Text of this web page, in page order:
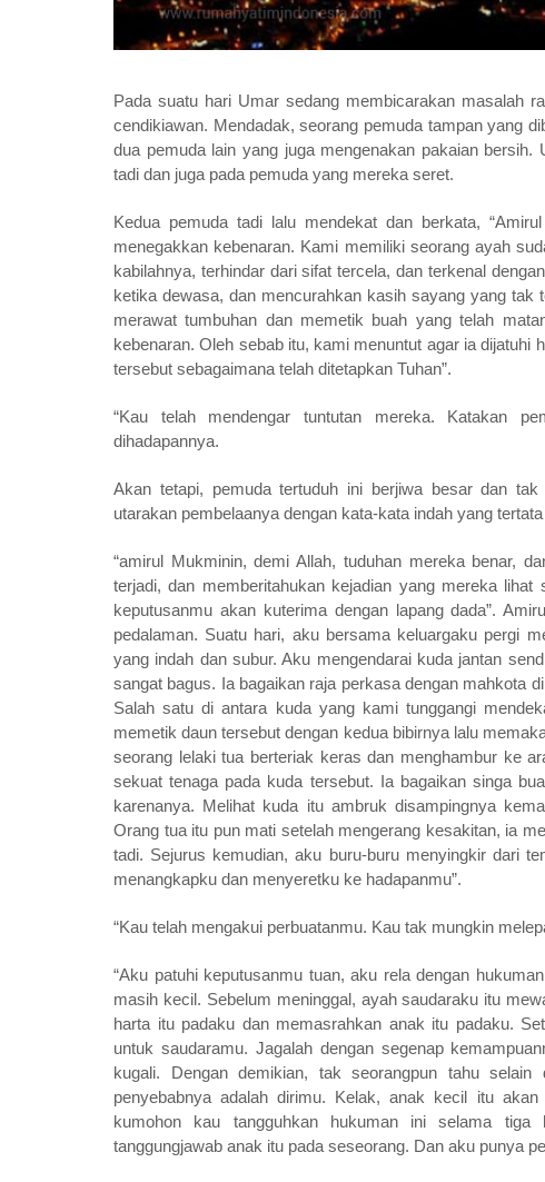
Pada suatu hari Umar sedang membicarakan masalah
cendikiawan. Mendadak, seorang pemuda tampan yang
dua pemuda lain yang juga mengenakan pakaian
tadi dan juga pada pemuda yang mereka seret.
Kedua pemuda tadi lalu mendekat dan berkata,
menegakkan kebenaran. Kami memiliki seorang ayah
kabilahnya, terhindar dari sifat tercela, dan terkenal
ketika dewasa, dan mencurahkan kasih sayang yang
merawat tumbuhan dan memetik buah yang telah
kebenaran. Oleh sebab itu, kami menuntut agar ia
tersebut sebagaimana telah ditetapkan Tuhan”.
“Kau telah mendengar tuntutan mereka. Katakan
dihadapannya.
Akan tetapi, pemuda tertuduh ini berjiwa besar dan
utarakan pembelaanya dengan kata-kata indah yang tertata
“amirul Mukminin, demi Allah, tuduhan mereka benar,
terjadi, dan memberitahukan kejadian yang mereka
keputusanmu akan kuterima dengan lapang dada”.
pedalaman. Suatu hari, aku bersama keluargaku pergi
yang indah dan subur. Aku mengendarai kuda jantan
sangat bagus. Ia bagaikan raja perkasa dengan mahkota
Salah satu di antara kuda yang kami tunggangi
memetik daun tersebut dengan kedua bibirnya lalu
seorang lelaki tua berteriak keras dan menghambur ke
sekuat tenaga pada kuda tersebut. Ia bagaikan singa
karenanya. Melihat kuda itu ambruk disampingnya
Orang tua itu pun mati setelah mengerang kesakitan, ia
tadi. Sejurus kemudian, aku buru-buru menyingkir dari
menangkapku dan menyeretku ke hadapanmu”.
“Kau telah mengakui perbuatanmu. Kau tak mungkin
“Aku patuhi keputusanmu tuan, aku rela dengan
masih kecil. Sebelum meninggal, ayah saudaraku itu
harta itu padaku dan memasrahkan anak itu padaku.
untuk saudaramu. Jagalah dengan segenap
kugali. Dengan demikian, tak seorangpun tahu
penyebabnya adalah dirimu. Kelak, anak kecil itu
kumohon kau tangguhkan hukuman ini selama tiga
tanggungjawab anak itu pada seseorang. Dan aku punya